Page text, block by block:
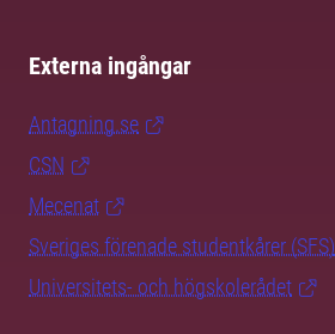
Externa ingångar
Antagning.se
CSN
Mecenat
Sveriges förenade studentkårer (SFS)
Universitets- och högskolerådet